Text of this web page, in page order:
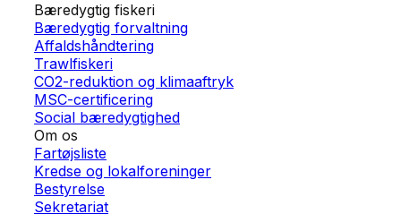
Bæredygtig fiskeri
Bæredygtig forvaltning
Affaldshåndtering
Trawlfiskeri
CO2-reduktion og klimaaftryk
MSC-certificering
Social bæredygtighed
Om os
Fartøjsliste
Kredse og lokalforeninger
Bestyrelse
Sekretariat